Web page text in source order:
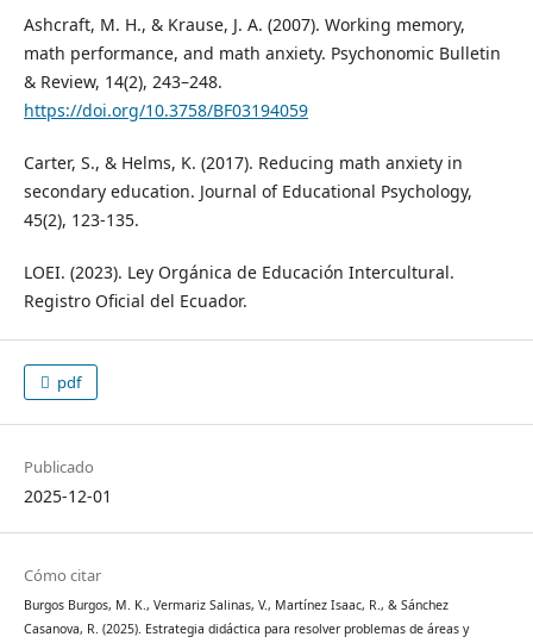
Ashcraft, M. H., & Krause, J. A. (2007). Working memory,
math performance, and math anxiety. Psychonomic Bulletin
& Review, 14(2), 243–248.
https://doi.org/10.3758/BF03194059
Carter, S., & Helms, K. (2017). Reducing math anxiety in
secondary education. Journal of Educational Psychology,
45(2), 123-135.
LOEI. (2023). Ley Orgánica de Educación Intercultural.
Registro Oficial del Ecuador.
pdf
Publicado
2025-12-01
Cómo citar
Burgos Burgos, M. K., Vermariz Salinas, V., Martínez Isaac, R., & Sánchez
Casanova, R. (2025). Estrategia didáctica para resolver problemas de áreas y